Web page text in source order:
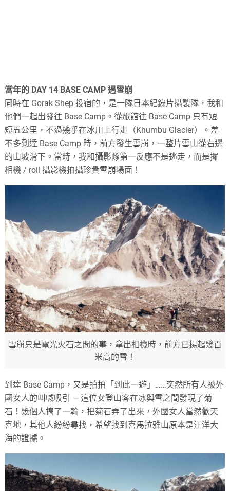
當年的 DAY 14 BASE CAMP 遇雪崩
同時在 Gorak Shep 投宿的，是一隊日本紀錄片攝製隊，我和
他們一起出發往 Base Camp。從旅館往 Base Camp 只有短
短五公里，不過幾乎在冰川上行走（Khumbu Glacier）。差
不多到達 Base Camp 時，前方發生雪崩，一整片雪山從右邊
的山坡滑下。當時，我和攝影隊第一反應不是逃走，而是攞
相機 / roll 攝影機拍攝珍貴雪崩場面！
雪崩只是電光火石之間的事，拿出相機時，前方已揚起幾百
米高的雪！
到達 Base Camp，又是拍拍「到此一遊」……突然所有人被外
國女人的叫喊吸引 — 這位女登山客在冰與雪之間發現了菊
石！幾個人搞了一輪，把菊石弄了出來，外國女人當然歡天
喜地，其他人紛紛尋找，希望找到喜馬拉雅山原本是汪洋大
海的證據。